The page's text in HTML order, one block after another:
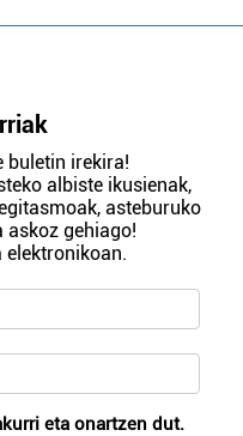
buletin irekira!
albiste ikusienak,
asteburuko
askoz gehiago!
elektronikoan.
eta onartzen dut.